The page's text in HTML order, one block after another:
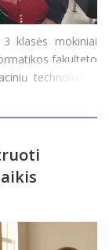
3 klasės mokiniai
fakulteto
technologijų
kurios šių metų